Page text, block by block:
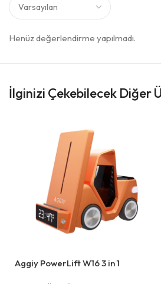
Henüz değerlendirme yapılmadı.
İlginizi Çekebilecek Diğer
Aggiy PowerLift W16 3 in 1